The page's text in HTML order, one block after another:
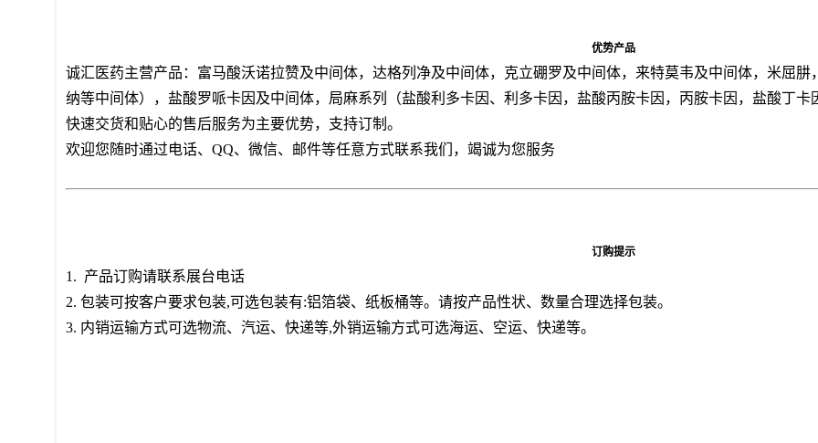
优势产品
诚汇医药主营产品：富马酸沃诺拉赞及中间体，达格列净及中间体，克立硼罗及中间体，来特莫韦及中间体，米屈
纳等中间体），盐酸罗哌卡因及中间体，局麻系列（盐酸利多卡因、利多卡因，盐酸丙胺卡因，丙胺卡因，盐酸丁卡
快速交货和贴心的售后服务为主要优势，支持订制。
欢迎您随时通过电话、QQ、微信、邮件等任意方式联系我们，竭诚为您服务
订购提示
1. 产品订购请联系展台电话
2. 包装可按客户要求包装,可选包装有:铝箔袋、纸板桶等。请按产品性状、数量合理选择包装。
3. 内销运输方式可选物流、汽运、快递等,外销运输方式可选海运、空运、快递等。